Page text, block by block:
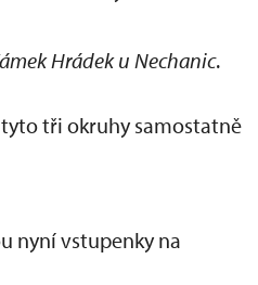
Hrádek u Nechanic.
tři okruhy samostatně
nyní vstupenky na